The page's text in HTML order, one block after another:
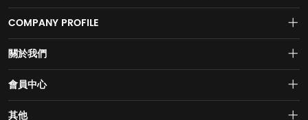
COMPANY PROFILE
球黃金珠寶跨境電商平臺！AI與區塊鏈的完美結合的【水貝幣$SB】引領
關於我們
About us
Join us
會員中心
Account
其他